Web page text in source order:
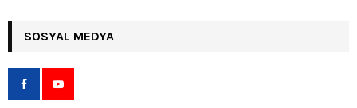
SOSYAL MEDYA